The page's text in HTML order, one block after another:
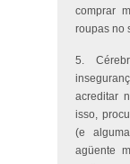
comprar
roupas no
5.
acreditar
isso,
(e
agüente